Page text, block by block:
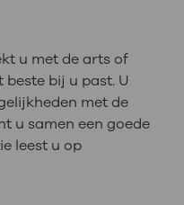
u met de arts of
bij u past. U
met de
u samen een goede
leest u op